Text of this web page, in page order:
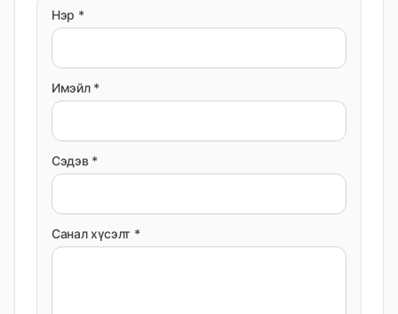
Нэр *
Имэйл *
Сэдэв *
Санал хүсэлт *